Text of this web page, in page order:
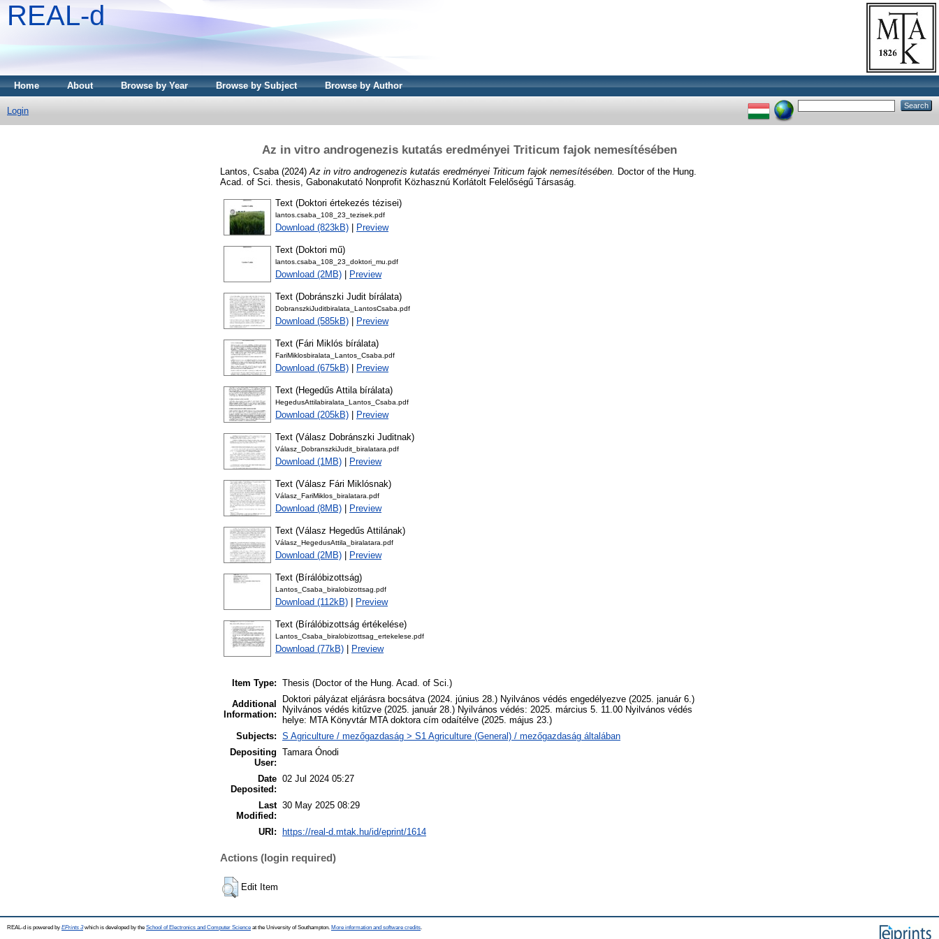
REAL-d
Home About Browse by Year Browse by Subject Browse by Author
Login
Az in vitro androgenezis kutatás eredményei Triticum fajok nemesítésében
Lantos, Csaba (2024) Az in vitro androgenezis kutatás eredményei Triticum fajok nemesítésében. Doctor of the Hung.
Acad. of Sci. thesis, Gabonakutató Nonprofit Közhasznú Korlátolt Felelőségű Társaság.
Text (Doktori értekezés tézisei)
lantos.csaba_108_23_tezisek.pdf
Download (823kB) Preview
Text (Doktori mű)
lantos.csaba_108_23_doktori_mu.pdf
Download (2MB) Preview
Text (Dobránszki Judit bírálata)
DobranszkiJuditbiralata_LantosCsaba.pdf
Download (585kB) Preview
Text (Fári Miklós bírálata)
FariMiklosbiralata_Lantos_Csaba.pdf
Download (675kB) Preview
Text (Hegedűs Attila bírálata)
HegedusAttilabiralata_Lantos_Csaba.pdf
Download (205kB) Preview
Text (Válasz Dobránszki Juditnak)
Válasz_DobranszkiJudit_biralatara.pdf
Download (1MB) Preview
Text (Válasz Fári Miklósnak)
Válasz_FariMiklos_biralatara.pdf
Download (8MB) Preview
Text (Válasz Hegedűs Attilának)
Válasz_HegedusAttila_biralatara.pdf
Download (2MB) Preview
Text (Bírálóbizottság)
Lantos_Csaba_biralobizottsag.pdf
Download (112kB) Preview
Text (Bírálóbizottság értékelése)
Lantos_Csaba_biralobizottsag_ertekelese.pdf
Download (77kB) Preview
Item Type: Thesis (Doctor of the Hung. Acad. of Sci.)
Additional
Information:
Doktori pályázat eljárásra bocsátva (2024. június 28.) Nyilvános védés engedélyezve (2025. január 6.)
Nyilvános védés kitűzve (2025. január 28.) Nyilvános védés: 2025. március 5. 11.00 Nyilvános védés
helye: MTA Könyvtár MTA doktora cím odaítélve (2025. május 23.)
Subjects: S Agriculture / mezőgazdaság > S1 Agriculture (General) / mezőgazdaság általában
Depositing
User:
Tamara Ónodi
Date
Deposited:
02 Jul 2024 05:27
Last
Modified:
30 May 2025 08:29
URI: https://real-d.mtak.hu/id/eprint/1614
Actions (login required)
Edit Item
REAL-d is powered by EPrints 3which is developed by the School of Electronics and Computer Science at the University of Southampton. More information and software credits